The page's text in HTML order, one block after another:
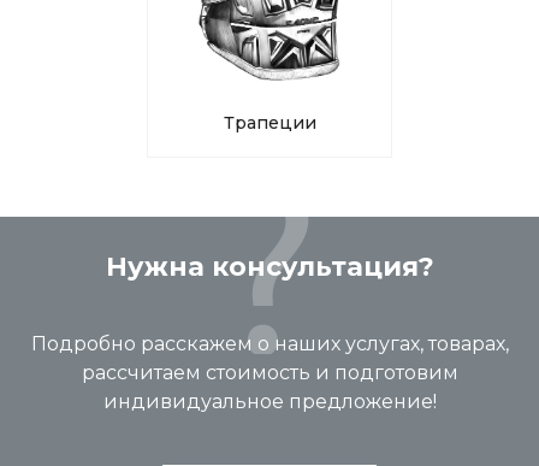
Трапеции
Нужна консультация?
Подробно расскажем о наших услугах, товарах,
рассчитаем стоимость и подготовим
индивидуальное предложение!